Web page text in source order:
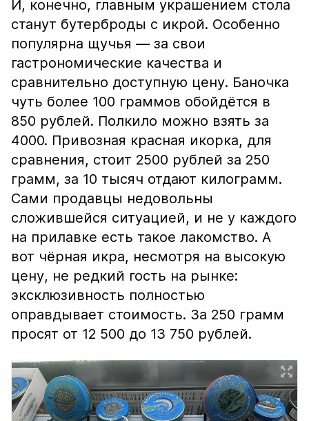
И, конечно, главным украшением стола
станут бутерброды с икрой. Особенно
популярна щучья — за свои
гастрономические качества и
сравнительно доступную цену. Баночка
чуть более 100 граммов обойдётся в
850 рублей. Полкило можно взять за
4000. Привозная красная икорка, для
сравнения, стоит 2500 рублей за 250
грамм, за 10 тысяч отдают килограмм.
Сами продавцы недовольны
сложившейся ситуацией, и не у каждого
на прилавке есть такое лакомство. А
вот чёрная икра, несмотря на высокую
цену, не редкий гость на рынке:
эксклюзивность полностью
оправдывает стоимость. За 250 грамм
просят от 12 500 до 13 750 рублей.